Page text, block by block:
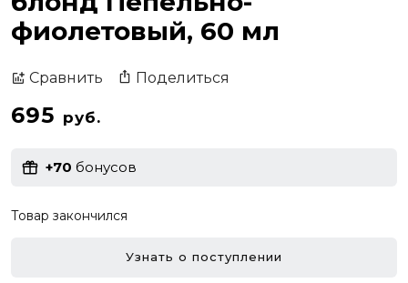
фиолетовый, 60 мл
Сравнить Поделиться
695 руб.
+70 бонусов
Товар закончился
Узнать о поступлении